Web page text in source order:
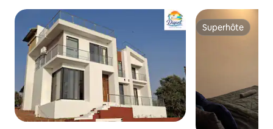
Superhôte
Superhôte